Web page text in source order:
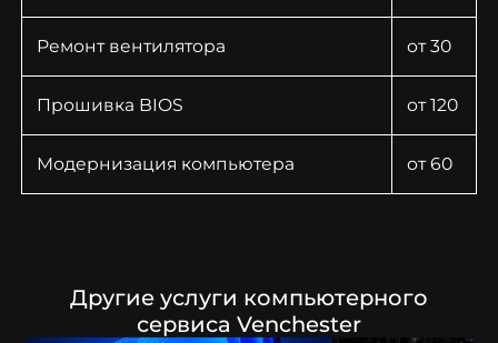
Ремонт вентилятора от 30
Прошивка BIOS от 120
Модернизация компьютера от 60
Другие услуги компьютерного
сервиса Venchester